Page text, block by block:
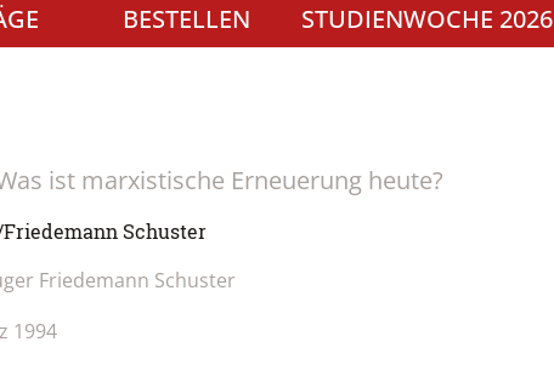
BESTELLEN
STUDIENWOCHE 2026
ist marxistische Erneuerung heute?
Schuster
Friedemann Schuster
1994